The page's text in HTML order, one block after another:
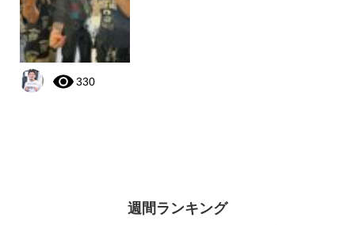
330
週間ランキング